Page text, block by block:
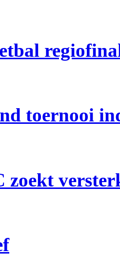
toernooi
zoekt